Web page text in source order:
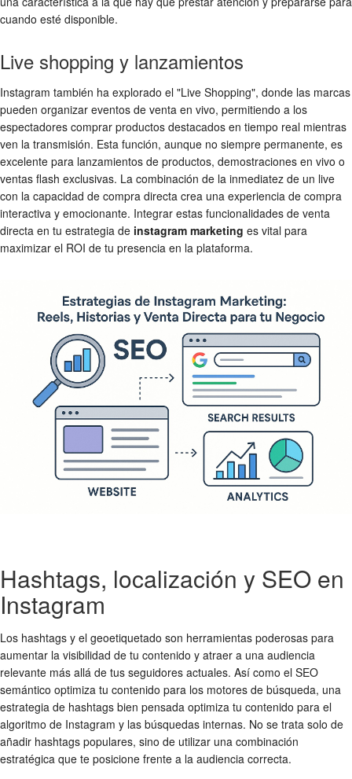
cuando esté disponible.
Live shopping y lanzamientos
Instagram también ha explorado el "Live Shopping", donde las marcas
pueden organizar eventos de venta en vivo, permitiendo a los
espectadores comprar productos destacados en tiempo real mientras
ven la transmisión. Esta función, aunque no siempre permanente, es
excelente para lanzamientos de productos, demostraciones en vivo o
ventas flash exclusivas. La combinación de la inmediatez de un live
con la capacidad de compra directa crea una experiencia de compra
interactiva y emocionante. Integrar estas funcionalidades de venta
directa en tu estrategia de instagram marketing es vital para
maximizar el ROI de tu presencia en la plataforma.
Hashtags, localización y SEO en
Instagram
Los hashtags y el geoetiquetado son herramientas poderosas para
aumentar la visibilidad de tu contenido y atraer a una audiencia
relevante más allá de tus seguidores actuales. Así como el SEO
semántico optimiza tu contenido para los motores de búsqueda, una
estrategia de hashtags bien pensada optimiza tu contenido para el
algoritmo de Instagram y las búsquedas internas. No se trata solo de
añadir hashtags populares, sino de utilizar una combinación
estratégica que te posicione frente a la audiencia correcta.